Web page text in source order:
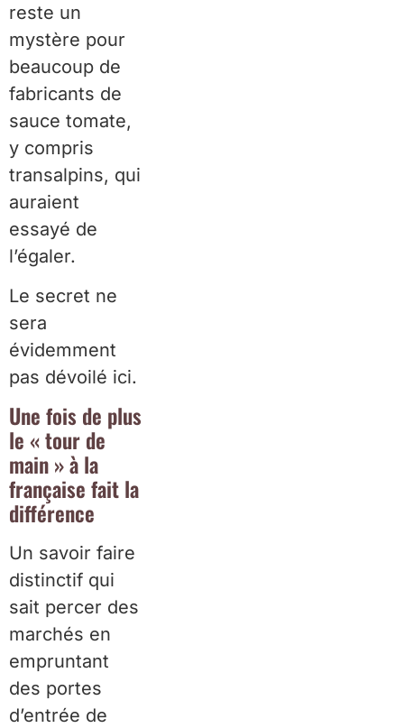
reste un
mystère pour
beaucoup de
fabricants de
sauce tomate,
y compris
transalpins, qui
auraient
essayé de
l’égaler.
Le secret ne
sera
évidemment
pas dévoilé ici.
Une fois de plus
le « tour de
main » à la
française fait la
différence
Un savoir faire
distinctif qui
sait percer des
marchés en
empruntant
des portes
d’entrée de